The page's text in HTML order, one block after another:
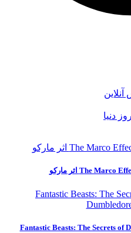
دنیا